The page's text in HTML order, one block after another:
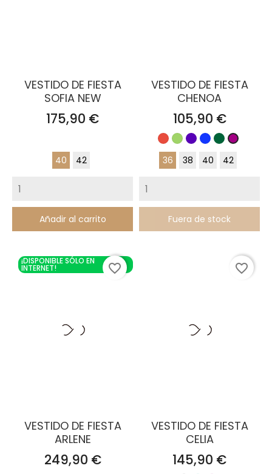
VESTIDO DE FIESTA
SOFIA NEW
Precio
175,90 €
40 42
Añadir al carrito
VESTIDO DE FIESTA
CHENOA
Precio
105,90 €
RojoVerde
LilaAzul
Klein
Verde
Botella
36
38 40 42
Fuera de stock
VESTIDO DE FIESTA
ARLENE
Precio
249,90 €
¡DISPONIBLE SÓLO EN
INTERNET! favorite_border
VESTIDO DE FIESTA
CELIA
Precio
145,90 €
favorite_border